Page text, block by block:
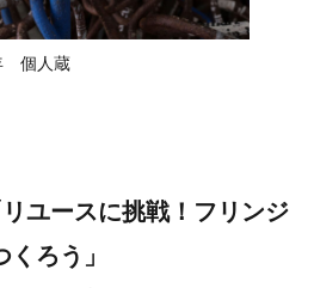
個人蔵
ユースに挑戦！フリンジ
ろう」